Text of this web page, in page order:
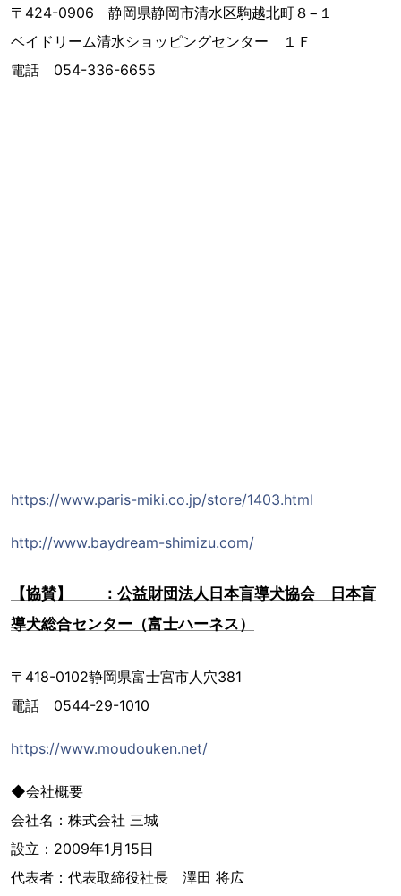
〒424-0906 静岡県静岡市清水区駒越北町８−１
ベイドリーム清水ショッピングセンター １Ｆ
電話 054-336-6655
https://www.paris-miki.co.jp/store/1403.html
http://www.baydream-shimizu.com/
【協賛】 ：公益財団法人日本盲導犬協会 日本盲
導犬総合センター（富士ハーネス）
〒418-0102静岡県富士宮市人穴381
電話 0544-29-1010
https://www.moudouken.net/
◆会社概要
会社名：株式会社 三城
設立：2009年1月15日
代表者：代表取締役社長 澤田 将広